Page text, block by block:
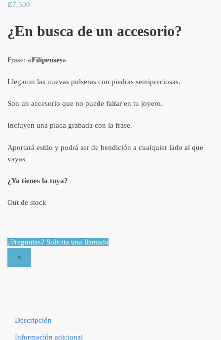
₡7,500
¿En busca de un accesorio?
Frase: «Filipenses»
Llegaron las nuevas pulseras con piedras semipreciosas.
Son un accesorio que no puede faltar en tu joyero.
Incluyen una placa grabada con la frase.
Aportará estilo y podrá ser de bendición a cualquier lado al que
vayas
¿Ya tienes la tuya?
Out de stock
¿Preguntas? Solicita una llamada
×
Descripción
Información adicional